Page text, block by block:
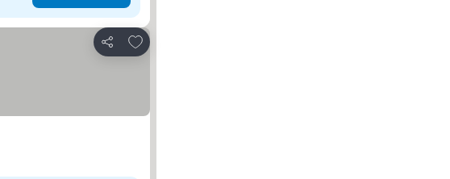
Compartir
Agregar a favoritos